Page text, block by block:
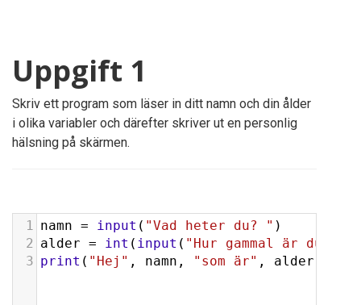
Uppgift 1
Skriv ett program som läser in ditt namn och din ålder
i olika variabler och därefter skriver ut en personlig
hälsning på skärmen.
1 namn = input ( "Vad heter du? " )
2 alder = int ( input ( "Hur gammal är du? "
3 print ( "Hej" , namn , "som är" , alder